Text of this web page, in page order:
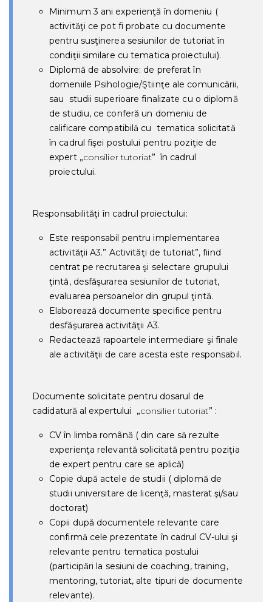
Minimum 3 ani experienţă în domeniu (
activităţi ce pot fi probate cu documente
pentru susţinerea sesiunilor de tutoriat în
condiţii similare cu tematica proiectului).
Diplomă de absolvire: de preferat în
domeniile Psihologie/Ştiinţe ale comunicării,
sau studii superioare finalizate cu o diplomă
de studiu, ce conferă un domeniu de
calificare compatibilă cu tematica solicitată
în cadrul fişei postului pentru poziţie de
expert „consilier tutoriat” în cadrul
proiectului.
Responsabilităţi în cadrul proiectului:
Este responsabil pentru implementarea
activităţii A3.” Activităţi de tutoriat”, fiind
centrat pe recrutarea şi selectare grupului
ţintă, desfăşurarea sesiunilor de tutoriat,
evaluarea persoanelor din grupul ţintă.
Elaborează documente specifice pentru
desfăşurarea activităţii A3.
Redactează rapoartele intermediare şi finale
ale activităţii de care acesta este responsabil.
Documente solicitate pentru dosarul de
cadidatură al expertului „consilier tutoriat” :
CV în limba română ( din care să rezulte
experienţa relevantă solicitată pentru poziţia
de expert pentru care se aplică)
Copie după actele de studii ( diplomă de
studii universitare de licenţă, masterat şi/sau
doctorat)
Copii după documentele relevante care
confirmă cele prezentate în cadrul CV-ului şi
relevante pentru tematica postului
(participări la sesiuni de coaching, training,
mentoring, tutoriat, alte tipuri de documente
relevante).